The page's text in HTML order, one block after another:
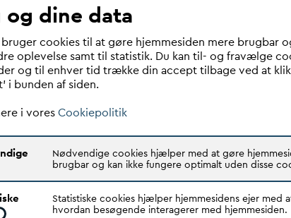
her.
ditvandselskab, dit ansættelsessted er medlem iDAN
V
Find dineDANVA
og dine data
bruger cookies til at gøre hjemmesiden mere brugbar
oplevelse samt til statistik. Du kan til- og fravælge
og til enhver tid trække din accept tilbage ved at
i bunden af siden.
i voresCookiepolitik
Nødvendige cookies hjælper med at gøre
brugbar og kan ikke fungere optimalt uden disse
Statistiske cookies hjælper hjemmesidens ejer med
hvordan besøgende interagerer med hjemmesiden.